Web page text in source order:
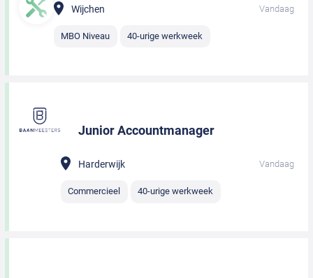
Wijchen Vandaag
MBO Niveau 40-urige werkweek
Junior Accountmanager
Harderwijk Vandaag
Commercieel 40-urige werkweek